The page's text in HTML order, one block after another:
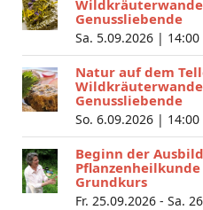
Genussliebende
Sa. 5.09.2026 | 14:00
Natur auf dem
Genussliebende
So. 6.09.2026 | 14:00
Beginn der
Grundkurs
Fr. 25.09.2026 - Sa.